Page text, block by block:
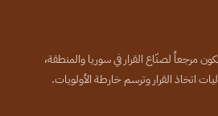
لصنّاع القرار في سوريا والمنطقة،
اتخاذ القرار وترسم خارطة الأولويات.